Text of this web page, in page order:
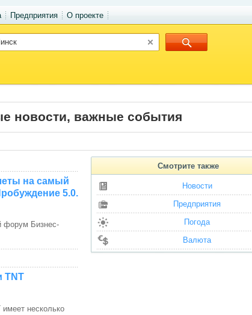
Предприятия О проекте
новости, важные события
на самый
5.0.
форум Бизнес-
TNT
несколько
Cмотрите также
Новости
Предприятия
Погода
Bалютa